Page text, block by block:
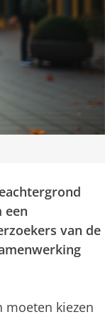
een
van de
kiezen